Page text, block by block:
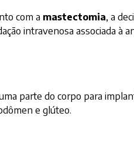
com a mastectomia, a
intravenosa associada à
parte do corpo para
e glúteo.